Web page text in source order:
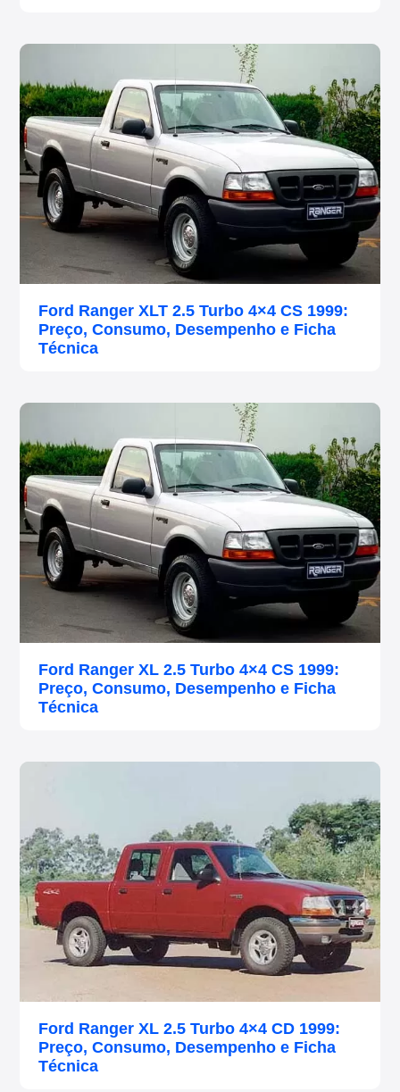
Ford Ranger XLT 2.5 Turbo 4×4 CS 1999:
Preço, Consumo, Desempenho e Ficha
Técnica
Ford Ranger XL 2.5 Turbo 4×4 CS 1999:
Preço, Consumo, Desempenho e Ficha
Técnica
Ford Ranger XL 2.5 Turbo 4×4 CD 1999:
Preço, Consumo, Desempenho e Ficha
Técnica